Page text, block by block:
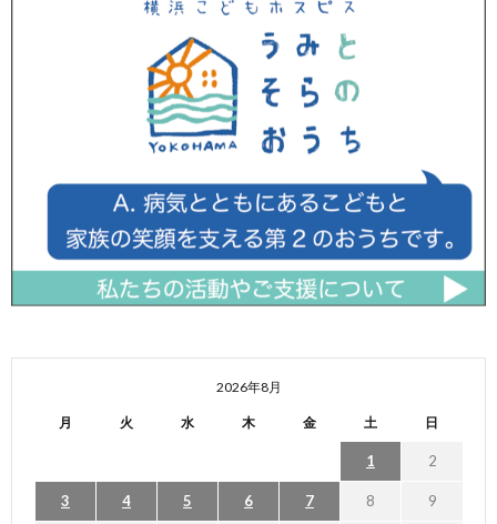
2026年8月
月 火 水 木 金 土 日
1 2
3 4 5 6 7 8 9